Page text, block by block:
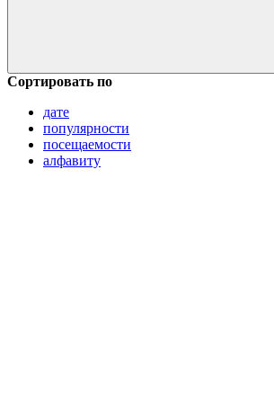
Сортировать по
дате
популярности
посещаемости
алфавиту